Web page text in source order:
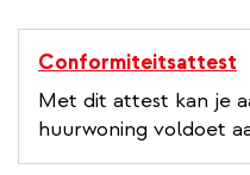
Conformiteitsattest
Met dit attest kan je
huurwoning voldoet